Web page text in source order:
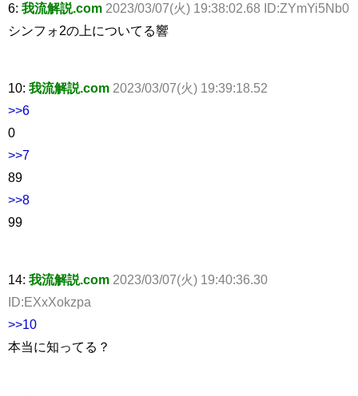
6: 我流解説.com 2023/03/07(火) 19:38:02.68 ID:ZYmYi5Nb0
シンフォ2の上についてる響
10: 我流解説.com 2023/03/07(火) 19:39:18.52
>>6
0
>>7
89
>>8
99
14: 我流解説.com 2023/03/07(火) 19:40:36.30
ID:EXxXokzpa
>>10
本当に知ってる？